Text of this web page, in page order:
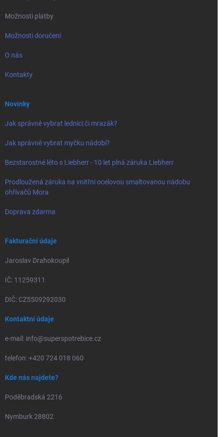
Možnosti platby
Možnosti doručení
O nás
Kontakty
Novinky
Jak správně vybrat lednici či mrazák?
Jak správně vybrat myčku nádobí?
Bezstarostné léto s Liebherr - 10 let plná záruka Liebherr
Prodloužená záruka na vnitřní ocelovou smaltovanou nádobu
ohřívačů Mora
Doprava zdarma
Fakturační údaje
Jaroslav Drahokoupil
IČ: 11259311
DIČ: CZ5509292030
Kontaktní údaje
e-mail: info@superspotrebice.cz
telefon: +420 724 018 060
Kde nás najdete?
Poděbradská 2216
Nymburk 28802